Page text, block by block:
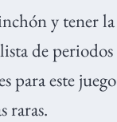
y tener la
de periodos
para este juego
raras.